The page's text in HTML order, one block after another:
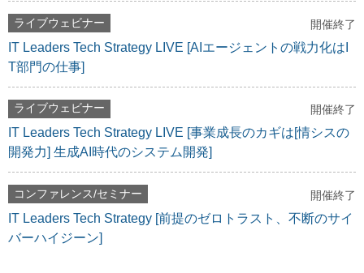
ライブウェビナー 開催終了
IT Leaders Tech Strategy LIVE [AIエージェントの戦力化はI
T部門の仕事]
ライブウェビナー 開催終了
IT Leaders Tech Strategy LIVE [事業成長のカギは[情シスの
開発力] 生成AI時代のシステム開発]
コンファレンス/セミナー 開催終了
IT Leaders Tech Strategy [前提のゼロトラスト、不断のサイ
バーハイジーン]